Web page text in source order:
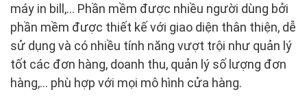
máy in bill,... Phần mềm được nhiều người dùng bởi
phần mềm được thiết kế với giao diện thân thiện, dễ
sử dụng và có nhiều tính năng vượt trội như quản lý
tốt các đơn hàng, doanh thu, quản lý số lượng đơn
hàng,... phù hợp với mọi mô hình cửa hàng.